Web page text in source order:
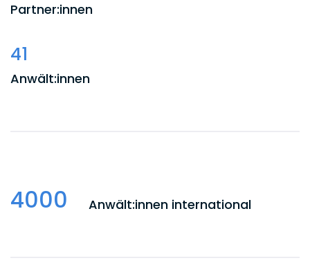
Partner:innen
41
Anwält:innen
4000 Anwält:innen international